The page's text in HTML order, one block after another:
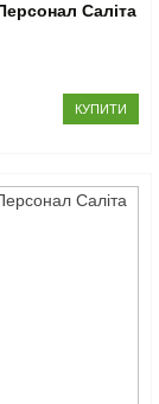
Саліта
КУПИТИ